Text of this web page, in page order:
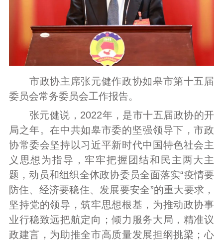
市政协主席张元健作政协如皋市第十五届
委员会常务委员会工作报告。
张元健说，2022年，是市十五届政协的开
局之年。在中共如皋市委的坚强领导下，市政
协常委会坚持以习近平新时代中国特色社会主
义思想为指导，牢牢把握团结和民主两大主
题，动员和组织全体政协委员全面落实“疫情要
防住、经济要稳住、发展要安全”的重大要求，
坚持党的领导，筑牢思想根基，为推动政协事
业行稳致远把航定向；倾力服务大局，精准议
政建言，为助推全市高质量发展担纲挑梁；心